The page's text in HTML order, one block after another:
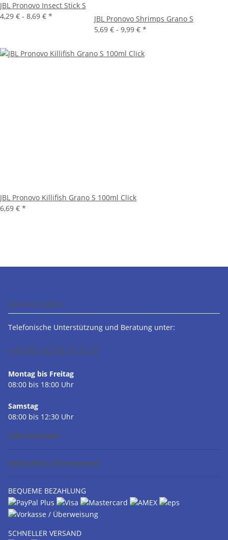
JBL Pronovo Insect Stick S
4,29 € - 8,69 € *
JBL Pronovo Shrimps Grano S
5,69 € - 9,99 € *
JBL Pronovo Killifish Grano S 100ml Click
6,69 € *
Service Hotline
Telefonische Unterstützung und Beratung unter:
+43 (0) 4276 39 9 37
Montag bis Freitag
08:00 bis 18:00 Uhr
Samstag
08:00 bis 12:30 Uhr
Informationen
Gesetzliche Informationen
BEQUEME BEZAHLUNG
SCHNELLER VERSAND